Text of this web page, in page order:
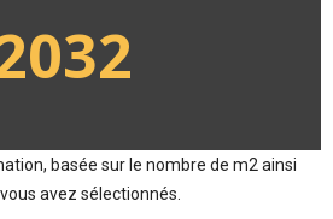
basée sur le nombre de m2 ainsi
avez sélectionnés.